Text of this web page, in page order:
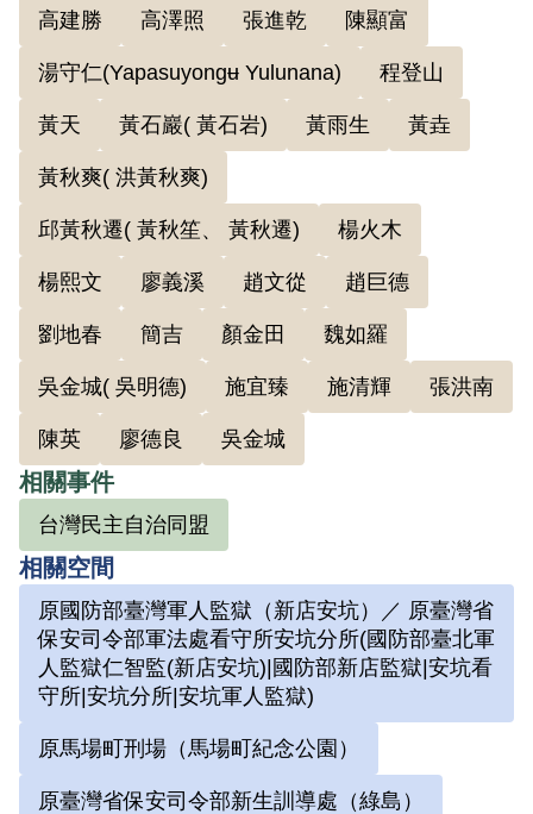
接觸鄒族湯守仁、泰雅族林瑞昌、高澤照
等原住民公職，也發展林昭明、高建勝等
原住民學生。1949年9-10月間，省工委會
山地工作委員會正式成立，以簡吉為書
記，負責北部工作；陳顯富、魏如羅擔任
委員，分別負責發展南部及中部工作。其
他主要幹部有：卓中民，負責宣傳及對原
住民學生的工作；林立，協助開拓阿里山
與鄒族的關係；楊熙文，擔任嘉義與臺北
間之聯絡員，也負責開闢阿里山山腳非高
山族居住村落的群眾工作，另負責轉送黨
的同志入山掩蔽；巫綤熹，負責中北部聯
絡工作，往返竹東、角板山、埔里等地發
展組織。此外，省工委會相關組織在1949
年中下旬開始被當局發現、查獲後，陸續
有黃石岩（巖）、黃雨生等省工委會人士
在湯守仁等掩護下陸續進入吳鳳鄉（今阿
里山鄉）樂野村躲藏，最後連省工委會書
記蔡孝乾亦上山藏匿。這些人在樂野期
間，曾協助建立食品工廠、舉辦夜學、參
加鄒族幹部會議等，並由蔡孝乾下令成立
阿里山支部，後來因政府清查戶口政策，
高建勝 高澤照 張進乾 陳顯富
湯守仁(Yapasuyongʉ Yulunana) 程登山
黃天 黃石巖( 黃石岩) 黃雨生 黃垚
黃秋爽( 洪黃秋爽)
邱黃秋遷( 黃秋笙、 黃秋遷) 楊火木
楊熙文 廖義溪 趙文從 趙巨德
劉地春 簡吉 顏金田 魏如羅
吳金城( 吳明德) 施宜臻 施清輝 張洪南
陳英 廖德良 吳金城
相關事件
台灣民主自治同盟
相關空間
原國防部臺灣軍人監獄（新店安坑）／ 原臺灣省
保安司令部軍法處看守所安坑分所(國防部臺北軍
人監獄仁智監(新店安坑)|國防部新店監獄|安坑看
守所|安坑分所|安坑軍人監獄)
原馬場町刑場（馬場町紀念公園）
原臺灣省保安司令部新生訓導處（綠島）